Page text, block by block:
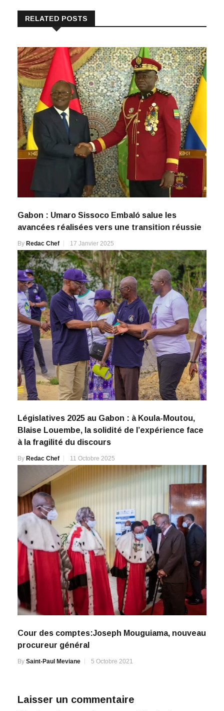
RELATED POSTS
Gabon : Umaro Sissoco Embaló salue les
avancées réalisées vers une transition réussie
By Redac Chef 17 Janvier 2025
Législatives 2025 au Gabon : à Koula-Moutou,
Blaise Louembe, la solidité de l’expérience face
à la fragilité du discours
By Redac Chef 11 Octobre 2025
Cour des comptes:Joseph Mouguiama, nouveau
procureur général
By Saint-Paul Meviane 5 Octobre 2021
Laisser un commentaire